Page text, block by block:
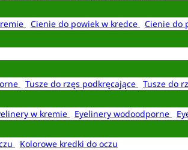
Cienie do powiek w kredce Cienie do
Tusze do rzęs podkręcające Tusze do
w kremie Eyelinery wodoodporne
Kolorowe kredki do oczu